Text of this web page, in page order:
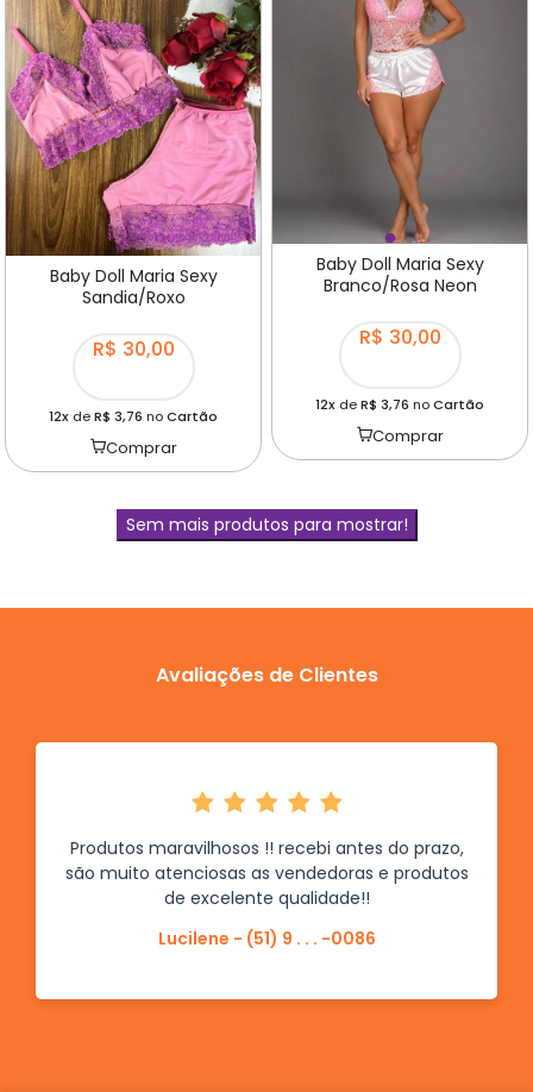
Baby Doll Maria Sexy
Sandia/Roxo
R$ 30,00
12x deR$ 3,76 noCartão
Comprar
Baby Doll Maria Sexy
Branco/Rosa Neon
R$ 30,00
12x deR$ 3,76 noCartão
Comprar
Sem mais produtos para mostrar!
Avaliações de Clientes
Produtos maravilhosos !! recebi antes do prazo,
são muito atenciosas as vendedoras e produtos
de excelente qualidade!!
Lucilene - (51) 9 . . . -0086